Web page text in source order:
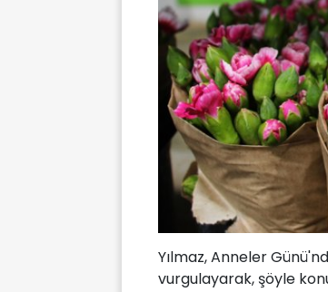
Yılmaz, Anneler
vurgulayarak, şöyle